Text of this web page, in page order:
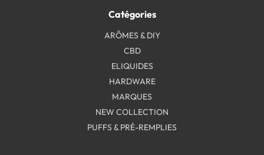
Catégories
ARÔMES & DIY
CBD
ELIQUIDES
HARDWARE
MARQUES
NEW COLLECTION
PUFFS & PRÉ-REMPLIES